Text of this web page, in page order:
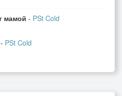
мамой - PSt Cold
- PSt Cold